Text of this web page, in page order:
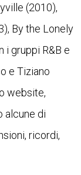
(2010),
By the Lonely
i gruppi R&B e
e Tiziano
website,
alcune di
ricordi,